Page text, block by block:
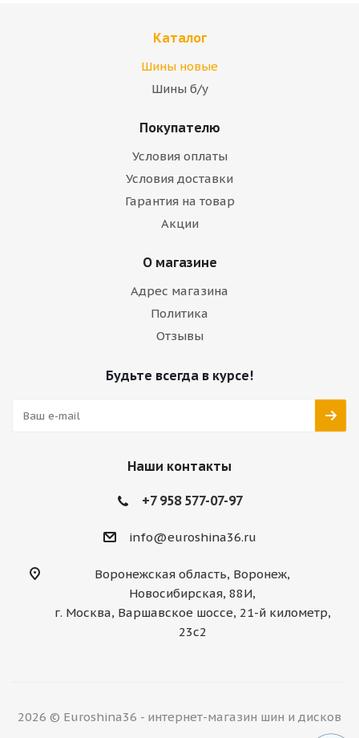
Каталог
Шины новые
Шины б/у
Покупателю
Условия оплаты
Условия доставки
Гарантия на товар
Акции
О магазине
Адрес магазина
Политика
Отзывы
Будьте всегда в курсе!
Наши контакты
+7 958 577-07-97
info@euroshina36.ru
Воронежская область, Воронеж,
Новосибирская, 88И,
г. Москва, Варшавское шоссе, 21-й километр,
23с2
2026 © Euroshina36 - интернет-магазин шин и дисков